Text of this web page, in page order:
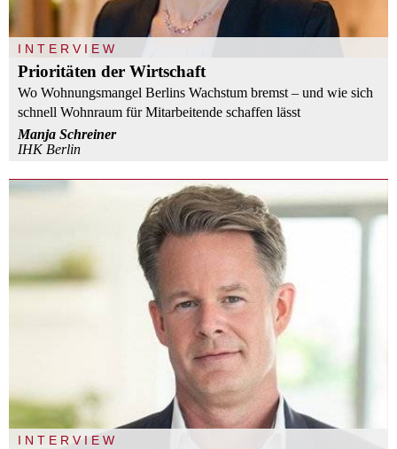
INTERVIEW
Prioritäten der Wirtschaft
Wo Wohnungsmangel Berlins Wachstum bremst – und wie sich
schnell Wohnraum für Mitarbeitende schaffen lässt
Manja Schreiner
IHK Berlin
INTERVIEW